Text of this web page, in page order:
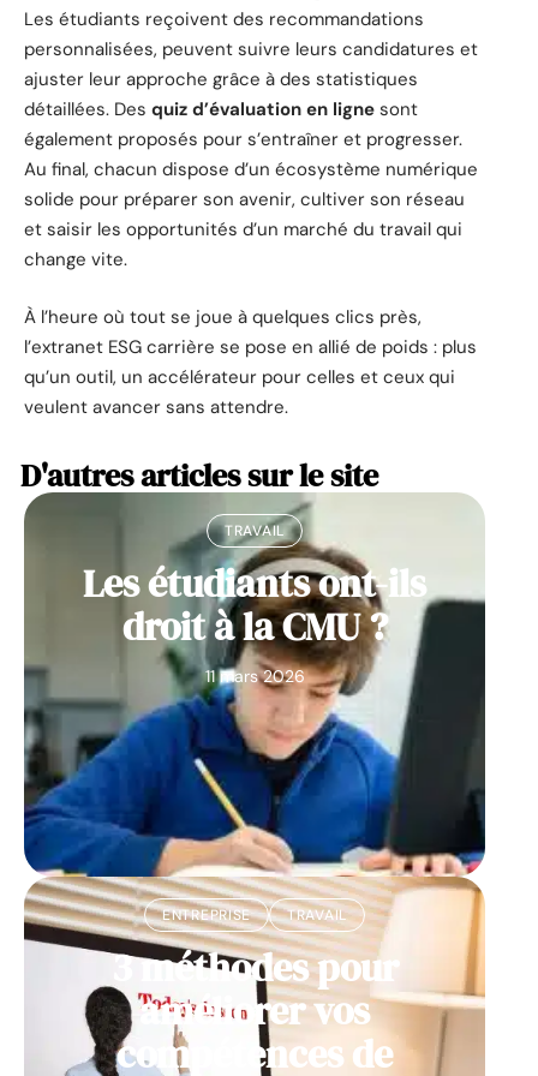
Les étudiants reçoivent des recommandations
personnalisées, peuvent suivre leurs candidatures et
ajuster leur approche grâce à des statistiques
détaillées. Des quiz d’évaluation en ligne sont
également proposés pour s’entraîner et progresser.
Au final, chacun dispose d’un écosystème numérique
solide pour préparer son avenir, cultiver son réseau
et saisir les opportunités d’un marché du travail qui
change vite.
À l’heure où tout se joue à quelques clics près,
l’extranet ESG carrière se pose en allié de poids : plus
qu’un outil, un accélérateur pour celles et ceux qui
veulent avancer sans attendre.
D'autres articles sur le site
TRAVAIL
Les étudiants ont-ils
droit à la CMU ?
11 mars 2026
ENTREPRISE TRAVAIL
3 méthodes pour
améliorer vos
compétences de